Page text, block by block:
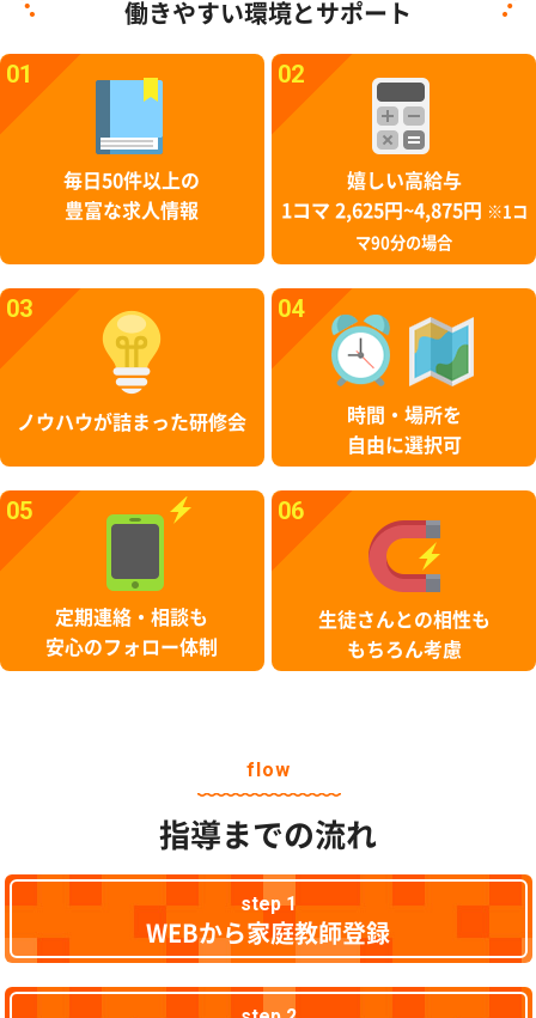
働きやすい環境とサポート
01
毎日50件以上の
豊富な求人情報
02
嬉しい高給与
1コマ 2,625円~4,875円
※1コ
マ90分の場合
03
ノウハウが詰まった研修会
04
時間・場所を
自由に選択可
05
定期連絡・相談も
安心のフォロー体制
06
生徒さんとの相性も
もちろん考慮
flow
指導までの流れ
step 1
WEBから家庭教師登録